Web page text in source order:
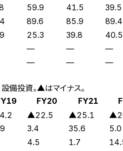
59.9 41.5 39.5
89.6 85.9 89.4
25.3 39.8 40.5
— — —
— — —
備投資。▲はマイナス。
FY20 FY21
▲22.5 ▲25.1
3.4 35.6 5.0
4.5 1.7